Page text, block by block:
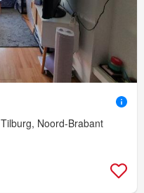
Noord-Brabant